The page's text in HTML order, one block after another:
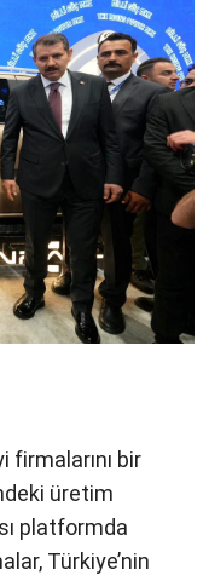
firmalarını bir
üretim
platformda
Türkiye’nin